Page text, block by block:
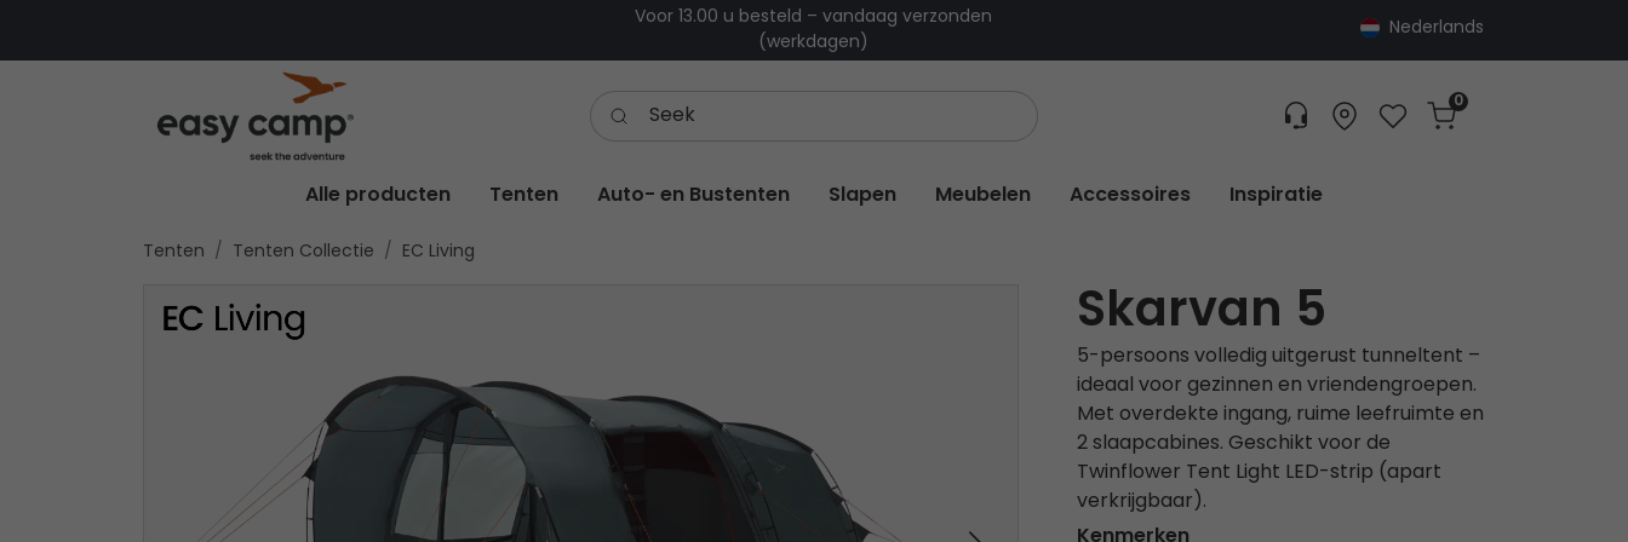
Voor 13.00 u besteld – vandaag verzonden
(werkdagen)
Nederlands
Customer service
Find dealer
Favorites
Cart
0
Alle producten Tenten Auto- en Bustenten Slapen Meubelen Accessoires Inspiratie
Tenten Tenten Collectie EC Living
Skarvan 5
5-persoons volledig uitgerust tunneltent –
ideaal voor gezinnen en vriendengroepen.
Met overdekte ingang, ruime leefruimte en
2 slaapcabines. Geschikt voor de
Twinflower Tent Light LED-strip (apart
verkrijgbaar).